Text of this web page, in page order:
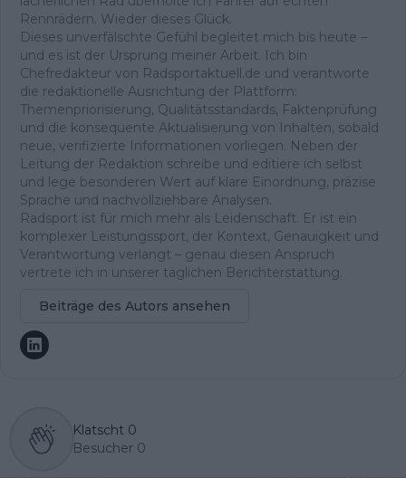
Rennrädern. Wieder dieses Glück.
Dieses unverfälschte Gefühl begleitet mich bis heute –
und es ist der Ursprung meiner Arbeit. Ich bin
Chefredakteur von Radsportaktuell.de und verantworte
die redaktionelle Ausrichtung der Plattform:
Themenpriorisierung, Qualitätsstandards, Faktenprüfung
und die konsequente Aktualisierung von Inhalten, sobald
neue, verifizierte Informationen vorliegen. Neben der
Leitung der Redaktion schreibe und editiere ich selbst
und lege besonderen Wert auf klare Einordnung, präzise
Sprache und nachvollziehbare Analysen.
Radsport ist für mich mehr als Leidenschaft. Er ist ein
komplexer Leistungssport, der Kontext, Genauigkeit und
Verantwortung verlangt – genau diesen Anspruch
vertrete ich in unserer täglichen Berichterstattung.
Beiträge des Autors ansehen
Klatscht 0
Besucher 0